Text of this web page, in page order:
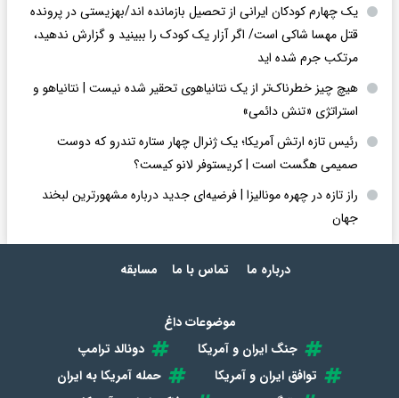
یک چهارم کودکان ایرانی از تحصیل بازمانده اند/بهزیستی در پرونده
قتل مهسا شاکی است/ اگر آزار یک کودک را ببینید و گزارش ندهید،
مرتکب جرم شده اید
هیچ چیز خطرناک‌تر از یک نتانیاهوی تحقیر شده نیست | نتانیاهو و
استراتژی «تنش دائمی»
رئیس تازه ارتش آمریکا؛ یک ژنرال چهار ستاره تندرو که دوست
صمیمی هگست است | کریستوفر لانو کیست؟
راز تازه در چهره مونالیزا | فرضیه‌ای جدید درباره مشهورترین لبخند
جهان
درباره ما تماس با ما مسابقه
موضوعات داغ
جنگ ایران و آمریکا
دونالد ترامپ
توافق ایران و آمریکا
حمله آمریکا به ایران